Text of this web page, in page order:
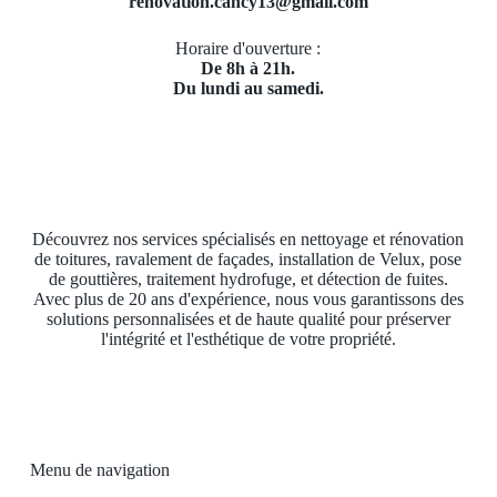
Horaire d'ouverture :
De 8h à 21h.
Du lundi au samedi.
Découvrez nos services spécialisés en nettoyage et rénovation
de toitures, ravalement de façades, installation de Velux, pose
de gouttières, traitement hydrofuge, et détection de fuites.
Avec plus de 20 ans d'expérience, nous vous garantissons des
solutions personnalisées et de haute qualité pour préserver
l'intégrité et l'esthétique de votre propriété.
Menu de navigation